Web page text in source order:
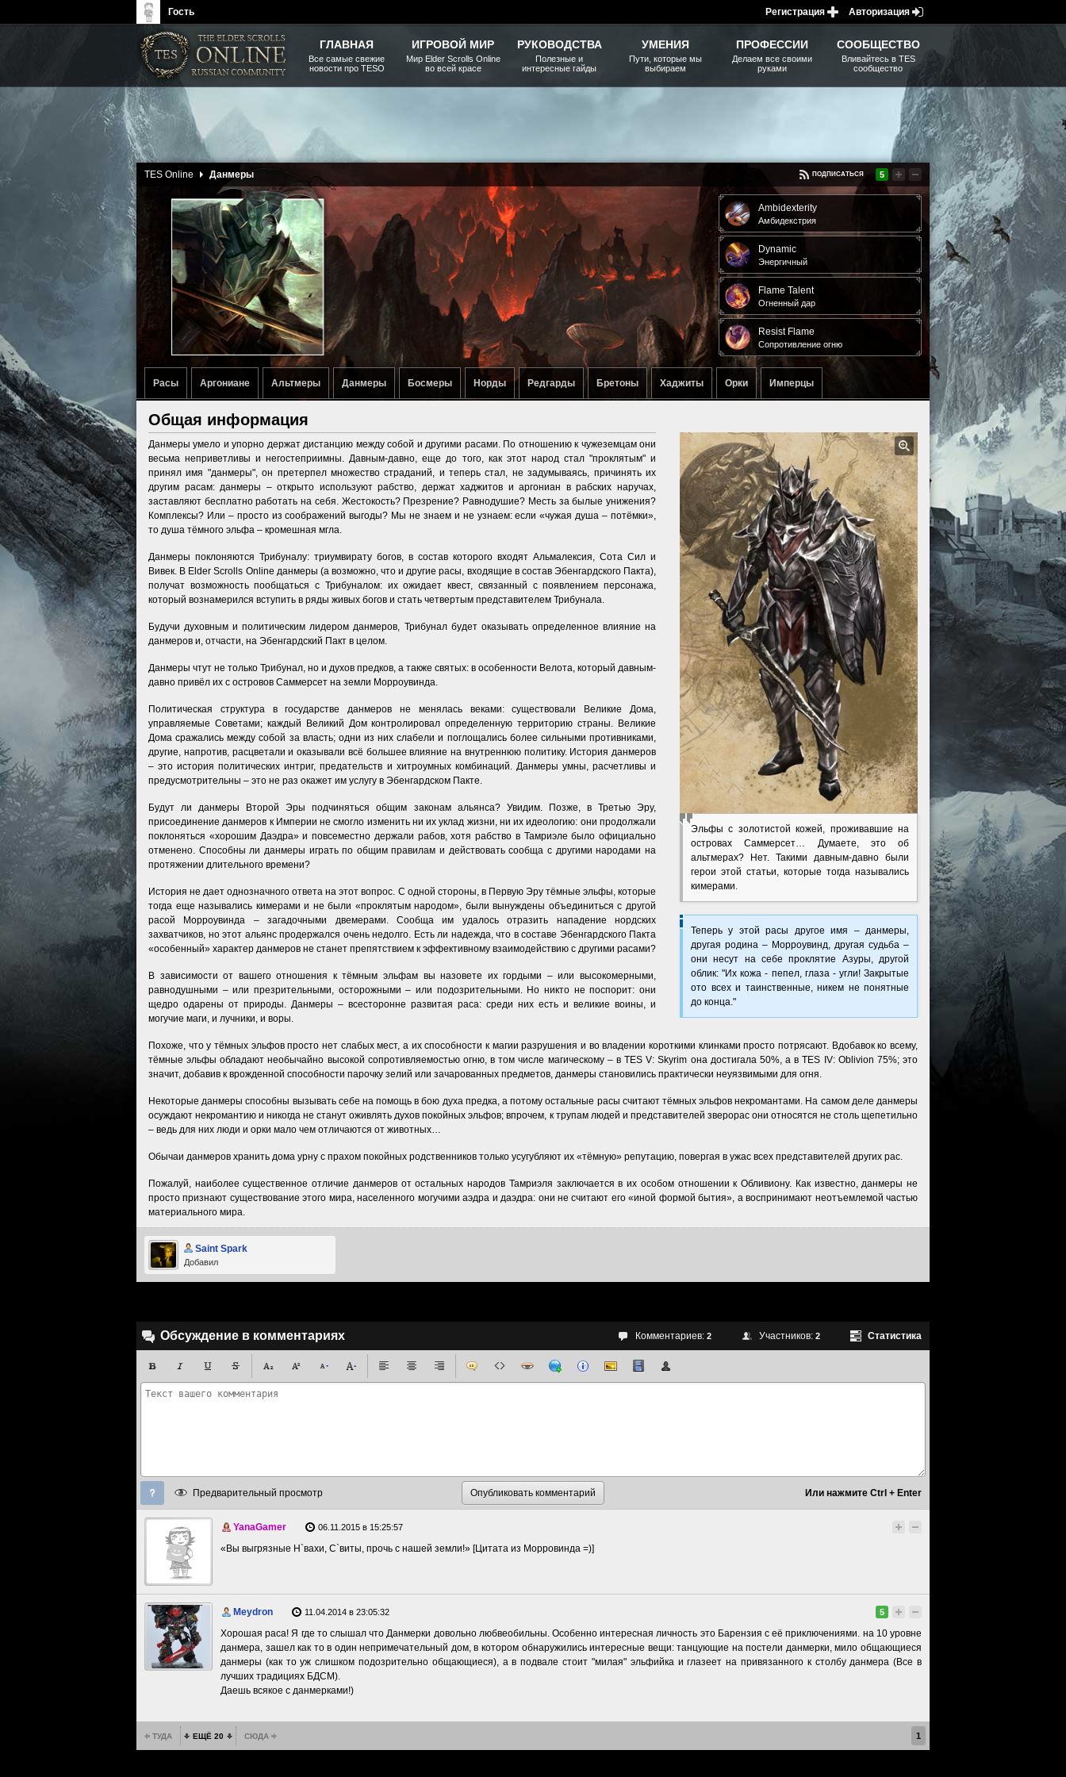
01 Апреля 2014
Расы Аргониане Альтмеры Данмеры Босмеры Норды Редгарды Бретоны Хаджиты Орки Имперцы
Ambidexterity
Амбидекстрия
Dynamic
Энергичный
Flame Talent
Огненный дар
Resist Flame
Сопротивление огню
Данмеры
5
ПОДПИСАТЬСЯ
TES Online Данмеры
Эльфы с золотистой кожей, проживавшие на
островах Саммерсет… Думаете, это об
альтмерах? Нет. Такими давным-давно были
герои этой статьи, которые тогда назывались
кимерами.
Теперь у этой расы другое имя – данмеры,
другая родина – Морроувинд, другая судьба –
они несут на себе проклятие Азуры, другой
облик: "Их кожа - пепел, глаза - угли! Закрытые
ото всех и таинственные, никем не понятные
до конца."
Общая информация
Данмеры умело и упорно держат дистанцию между собой и другими расами. По отношению к чужеземцам они
весьма неприветливы и негостеприимны. Давным-давно, еще до того, как этот народ стал "проклятым" и
принял имя "данмеры", он претерпел множество страданий, и теперь стал, не задумываясь, причинять их
другим расам: данмеры – открыто используют рабство, держат хаджитов и аргониан в рабских наручах,
заставляют бесплатно работать на себя. Жестокость? Презрение? Равнодушие? Месть за былые унижения?
Комплексы? Или – просто из соображений выгоды? Мы не знаем и не узнаем: если «чужая душа – потёмки»,
то душа тёмного эльфа – кромешная мгла.
Данмеры поклоняются Трибуналу: триумвирату богов, в состав которого входят Альмалексия, Сота Сил и
Вивек. В Elder Scrolls Online данмеры (а возможно, что и другие расы, входящие в состав Эбенгардского Пакта),
получат возможность пообщаться с Трибуналом: их ожидает квест, связанный с появлением персонажа,
который вознамерился вступить в ряды живых богов и стать четвертым представителем Трибунала.
Будучи духовным и политическим лидером данмеров, Трибунал будет оказывать определенное влияние на
данмеров и, отчасти, на Эбенгардский Пакт в целом.
Данмеры чтут не только Трибунал, но и духов предков, а также святых: в особенности Велота, который давным-
давно привёл их с островов Саммерсет на земли Морроувинда.
Политическая структура в государстве данмеров не менялась веками: существовали Великие Дома,
управляемые Советами; каждый Великий Дом контролировал определенную территорию страны. Великие
Дома сражались между собой за власть; одни из них слабели и поглощались более сильными противниками,
другие, напротив, расцветали и оказывали всё большее влияние на внутреннюю политику. История данмеров
– это история политических интриг, предательств и хитроумных комбинаций. Данмеры умны, расчетливы и
предусмотрительны – это не раз окажет им услугу в Эбенгардском Пакте.
Будут ли данмеры Второй Эры подчиняться общим законам альянса? Увидим. Позже, в Третью Эру,
присоединение данмеров к Империи не смогло изменить ни их уклад жизни, ни их идеологию: они продолжали
поклоняться «хорошим Даэдра» и повсеместно держали рабов, хотя рабство в Тамриэле было официально
отменено. Способны ли данмеры играть по общим правилам и действовать сообща с другими народами на
протяжении длительного времени?
История не дает однозначного ответа на этот вопрос. С одной стороны, в Первую Эру тёмные эльфы, которые
тогда еще назывались кимерами и не были «проклятым народом», были вынуждены объединиться с другой
расой Морроувинда – загадочными двемерами. Сообща им удалось отразить нападение нордских
захватчиков, но этот альянс продержался очень недолго. Есть ли надежда, что в составе Эбенгардского Пакта
«особенный» характер данмеров не станет препятствием к эффективному взаимодействию с другими расами?
В зависимости от вашего отношения к тёмным эльфам вы назовете их гордыми – или высокомерными,
равнодушными – или презрительными, осторожными – или подозрительными. Но никто не поспорит: они
щедро одарены от природы. Данмеры – всесторонне развитая раса: среди них есть и великие воины, и
могучие маги, и лучники, и воры.
Похоже, что у тёмных эльфов просто нет слабых мест, а их способности к магии разрушения и во владении короткими клинками просто потрясают. Вдобавок ко всему,
тёмные эльфы обладают необычайно высокой сопротивляемостью огню, в том числе магическому – в TES V: Skуrim она достигала 50%, а в TES IV: Oblivion 75%; это
значит, добавив к врожденной способности парочку зелий или зачарованных предметов, данмеры становились практически неуязвимыми для огня.
Некоторые данмеры способны вызывать себе на помощь в бою духа предка, а потому остальные расы считают тёмных эльфов некромантами. На самом деле данмеры
осуждают некромантию и никогда не станут оживлять духов покойных эльфов; впрочем, к трупам людей и представителей зверорас они относятся не столь щепетильно
– ведь для них люди и орки мало чем отличаются от животных…
Обычаи данмеров хранить дома урну с прахом покойных родственников только усугубляют их «тёмную» репутацию, повергая в ужас всех представителей других рас.
Пожалуй, наиболее существенное отличие данмеров от остальных народов Тамриэля заключается в их особом отношении к Обливиону. Как известно, данмеры не
просто признают существование этого мира, населенного могучими аэдра и даэдра: они не считают его «иной формой бытия», а воспринимают неотъемлемой частью
материального мира.
Saint Spark
Добавил
Комментариев: 2 Участников: 2 Статистика
Обсуждение в комментариях
Предварительный просмотр
YanaGamer 06.11.2015 в 15:25:57
«Вы выгрязные Н`вахи, С`виты, прочь с нашей земли!» [Цитата из Морровинда =)]
5
Meydron 11.04.2014 в 23:05:32
Хорошая раса! Я где то слышал что Данмерки довольно любвеобильны. Особенно интересная личность это Барензия с её приключениями. на 10 уровне
данмера, зашел как то в один непримечательный дом, в котором обнаружились интересные вещи: танцующие на постели данмерки, мило общающиеся
данмеры (как то уж слишком подозрительно общающиеся), а в подвале стоит "милая" эльфийка и глазеет на привязанного к столбу данмера (Все в
лучших традициях БДСМ).
Даешь всякое с данмерками!)
1
ТУДА ЕЩЁ 20 СЮДА
The Elder Scrolls, Fallout,
Bethesda Softworks - статьи,
новости, дополнения
ГЛАВНАЯ
Все самые свежие
новости про TESO
ИГРОВОЙ МИР
Мир Elder Scrolls Online
во всей красе
РУКОВОДСТВА
Полезные и
интересные гайды
УМЕНИЯ
Пути, которые мы
выбираем
ПРОФЕССИИ
Делаем все своими
руками
СООБЩЕСТВО
Вливайтесь в TES
сообщество
Авторизация
Регистрация
Гость